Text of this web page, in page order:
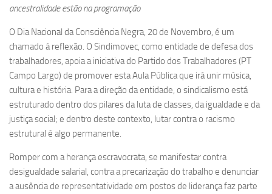
ancestralidade estão na programação
O Dia Nacional da Consciência Negra, 20 de Novembro, é um
chamado à reflexão. O Sindimovec, como entidade de defesa dos
trabalhadores, apoia a iniciativa do Partido dos Trabalhadores (PT
Campo Largo) de promover esta Aula Pública que irá unir música,
cultura e história. Para a direção da entidade, o sindicalismo está
estruturado dentro dos pilares da luta de classes, da igualdade e da
justiça social; e dentro deste contexto, lutar contra o racismo
estrutural é algo permanente.
Romper com a herança escravocrata, se manifestar contra
desigualdade salarial, contra a precarização do trabalho e denunciar
a ausência de representatividade em postos de liderança faz parte